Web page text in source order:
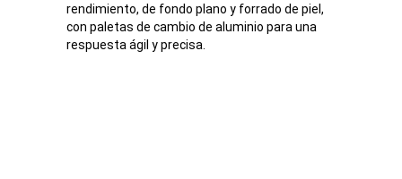
rendimiento, de fondo plano y forrado de piel,
con paletas de cambio de aluminio para una
respuesta ágil y precisa.